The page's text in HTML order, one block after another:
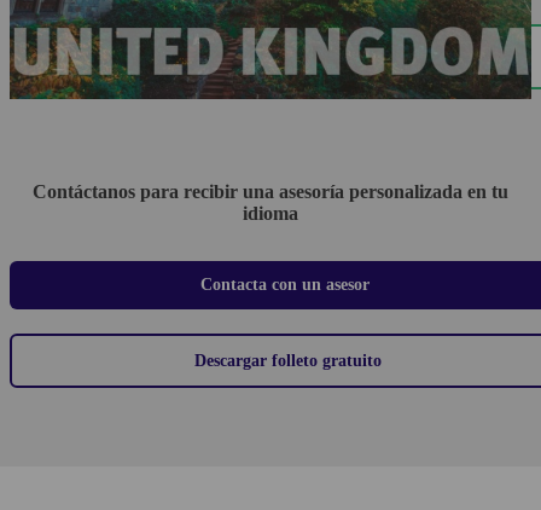
Contáctanos para recibir una asesoría personalizada en tu
idioma
Contacta con un asesor
Descargar folleto gratuito